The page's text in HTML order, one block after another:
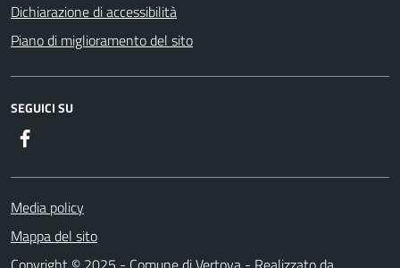
Dichiarazione di accessibilità
Piano di miglioramento del sito
SEGUICI SU
Media policy
Mappa del sito